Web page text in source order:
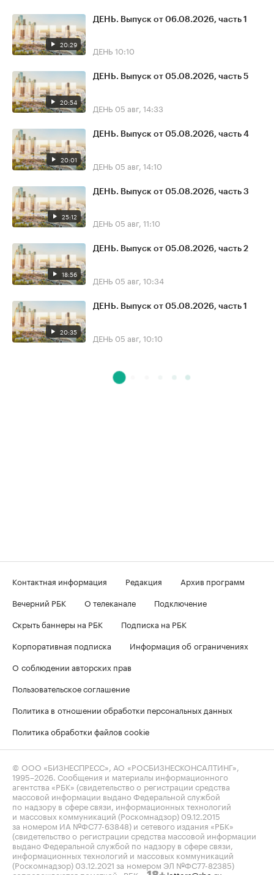
20:29
ДЕНЬ. Выпуск от 06.08.2026, часть 1
ДЕНЬ 10:10
20:54
ДЕНЬ. Выпуск от 05.08.2026, часть 5
ДЕНЬ 05 авг, 14:33
20:01
ДЕНЬ. Выпуск от 05.08.2026, часть 4
ДЕНЬ 05 авг, 14:10
25:12
ДЕНЬ. Выпуск от 05.08.2026, часть 3
ДЕНЬ 05 авг, 11:10
18:56
ДЕНЬ. Выпуск от 05.08.2026, часть 2
ДЕНЬ 05 авг, 10:34
20:35
ДЕНЬ. Выпуск от 05.08.2026, часть 1
ДЕНЬ 05 авг, 10:10
Контактная информация Редакция
Архив программ
Вечерний РБК
О телеканале
Подключение
Скрыть баннеры на РБК
Подписка на РБК
Корпоративная подписка
Информация об ограничениях
О соблюдении авторских прав
Пользовательское соглашение
Политика в отношении обработки персональных данных
Политика обработки файлов cookie
© ООО «БИЗНЕСПРЕСС», АО «РОСБИЗНЕСКОНСАЛТИНГ»,
1995–2026 . Сообщения и материалы информационного
агентства «РБК» (свидетельство о регистрации средства
массовой информации выдано Федеральной службой
по надзору в сфере связи, информационных технологий
и массовых коммуникаций (Роскомнадзор) 09.12.2015
за номером ИА №ФС77-63848) и сетевого издания «РБК»
(свидетельство о регистрации средства массовой информации
выдано Федеральной службой по надзору в сфере связи,
информационных технологий и массовых коммуникаций
(Роскомнадзор) 03.12.2021 за номером ЭЛ №ФС77-82385)